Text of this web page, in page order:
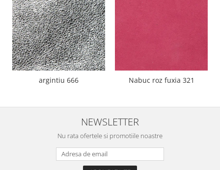
argintiu 666 Nabuc roz fuxia 321
NEWSLETTER
Nu rata ofertele si promotiile noastre